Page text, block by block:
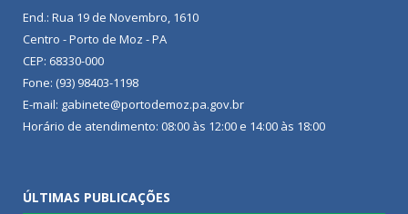
End.: Rua 19 de Novembro, 1610
Centro - Porto de Moz - PA
CEP: 68330-000
Fone: (93) 98403-1198
E-mail: gabinete@portodemoz.pa.gov.br
Horário de atendimento: 08:00 às 12:00 e 14:00 às 18:00
ÚLTIMAS PUBLICAÇÕES